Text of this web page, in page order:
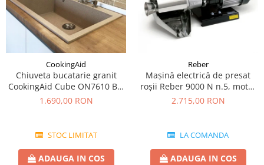
CookingAid
Chiuveta bucatarie granit
CookingAid Cube ON7610 Bej
Pigmentat / Avena + accesorii
1.690,00 RON
STOC LIMITAT
ADAUGA IN COS
Reber
Mașină electrică de presat
roşii Reber 9000 N n.5, motor
prin inducție de 600W,
2.715,00 RON
LA COMANDA
ADAUGA IN COS